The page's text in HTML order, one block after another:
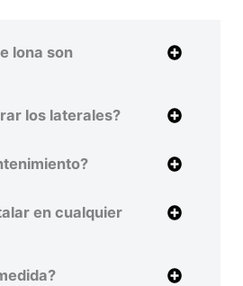
lona son
los laterales?
en cualquier